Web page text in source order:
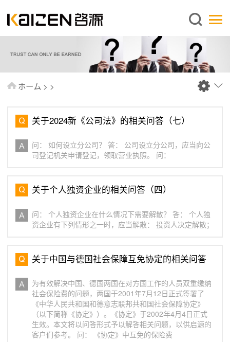
日本語
企業情報
事業内容
情報
よくあるご質問
ホーム > >
关于2024新《公司法》的相关问答（七）
问： 如何设立分公司？ 答： 公司设立分公司，应当向公
司登记机关申请登记，领取营业执照。 问：
关于个人独资企业的相关问答（四）
问： 个人独资企业在什么情况下需要解散？ 答： 个人独
资企业有下列情形之一时，应当解散： 投资人决定解散；
关于中国与德国社会保障互免协定的相关问答
为有效解决中国、德国两国在对方国工作的人员双重缴纳
社会保险费的问题，两国于2001年7月12日正式签署了
《中华人民共和国和德意志联邦共和国社会保障协定》
（以下简称《协定》）。《协定》于2002年4月4日正式
生效。本文将以问答形式予以解答相关问题，以供启源的
客户们参考。 问： 《协定》中互免的保险费